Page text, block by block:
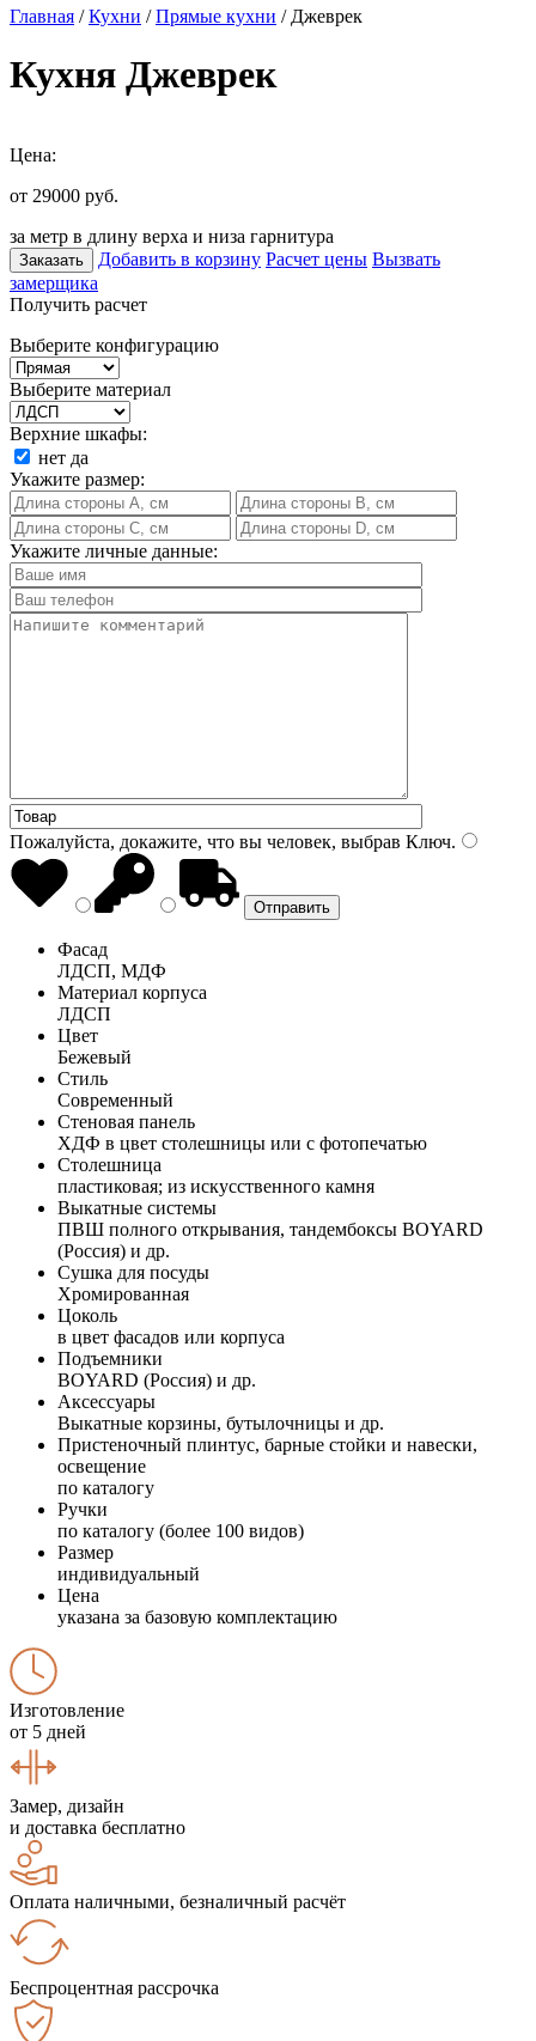
Главная /Кухни /Прямые кухни / Джеврек
Кухня Джеврек
Цена:
от 29000 руб.
за метр в длину верха и низа гарнитура
Заказать Добавить в корзину Расчет цены Вызвать
замерщика
Получить расчет
Выберите конфигурацию
Выберите материал
Верхние шкафы:
нет да
Укажите размер:
Укажите личные данные:
Пожалуйста, докажите, что вы человек, выбрав Ключ.
Фасад
ЛДСП, МДФ
Материал корпуса
ЛДСП
Цвет
Бежевый
Стиль
Современный
Стеновая панель
ХДФ в цвет столешницы или с фотопечатью
Столешница
пластиковая; из искусственного камня
Выкатные системы
ПВШ полного открывания, тандембоксы BOYARD
(Россия) и др.
Сушка для посуды
Хромированная
Цоколь
в цвет фасадов или корпуса
Подъемники
BOYARD (Россия) и др.
Аксессуары
Выкатные корзины, бутылочницы и др.
Пристеночный плинтус, барные стойки и навески,
освещение
по каталогу
Ручки
по каталогу (более 100 видов)
Размер
индивидуальный
Цена
указана за базовую комплектацию
Изготовление
от 5 дней
Замер, дизайн
и доставка бесплатно
Оплата наличными, безналичный расчёт
Беспроцентная рассрочка